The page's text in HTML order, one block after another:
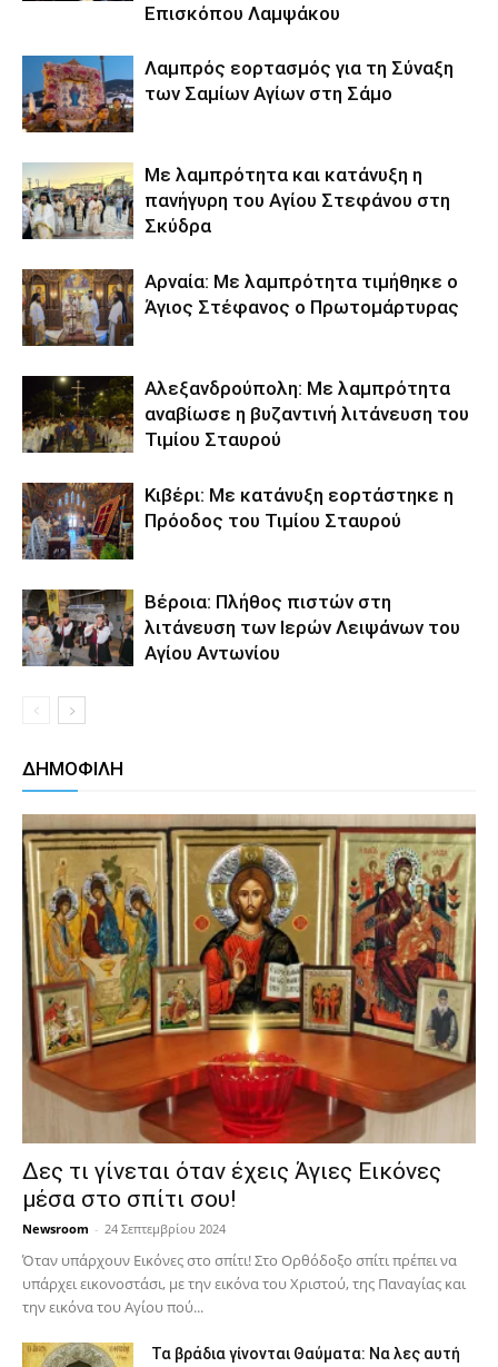
Επισκόπου Λαμψάκου
Λαμπρός εορτασμός για τη Σύναξη
των Σαμίων Αγίων στη Σάμο
Με λαμπρότητα και κατάνυξη η
πανήγυρη του Αγίου Στεφάνου στη
Σκύδρα
Αρναία: Με λαμπρότητα τιμήθηκε ο
Άγιος Στέφανος ο Πρωτομάρτυρας
Αλεξανδρούπολη: Με λαμπρότητα
αναβίωσε η βυζαντινή λιτάνευση του
Τιμίου Σταυρού
Κιβέρι: Με κατάνυξη εορτάστηκε η
Πρόοδος του Τιμίου Σταυρού
Βέροια: Πλήθος πιστών στη
λιτάνευση των Ιερών Λειψάνων του
Αγίου Αντωνίου
ΔΗΜΟΦΙΛΗ
Δες τι γίνεται όταν έχεις Άγιες Εικόνες
μέσα στο σπίτι σου!
Newsroom - 24 Σεπτεμβρίου 2024
Όταν υπάρχουν Εικόνες στο σπίτι! Στο Ορθόδοξο σπίτι πρέπει να
υπάρχει εικονοστάσι, με την εικόνα του Χριστού, της Παν­αγίας και
την εικόνα του Αγίου πού...
Τα βράδια γίνονται Θαύματα: Να λες αυτή